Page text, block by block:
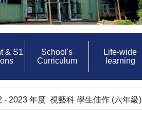
& S1
School's
Curriculum
Life-wide
learning
- 2023 年度 視藝科 學生佳作 (六年級)